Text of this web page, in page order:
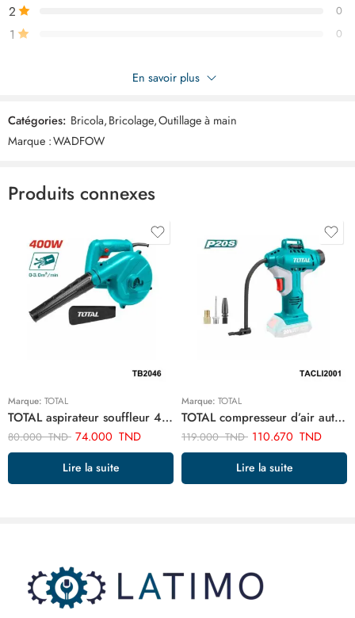
2 0
1 0
Soyez le premier à donner votre avis sur “WADFOW Coupe cable
10″ 250mm WCT2610”
Commentaires
Il n'y a pas encore de critiques.
En savoir plus
Catégories: Bricola,Bricolage,Outillage à main
Marque :WADFOW
Produits connexes
Marque: TOTAL
TOTAL aspirateur souffleur 400w TB2046
80.000TND 74.000 TND
Lire la suite
Marque: TOTAL
TOTAL compresseur d’air automatique sans fil TACLI2001
119.000TND 110.670 TND
Lire la suite